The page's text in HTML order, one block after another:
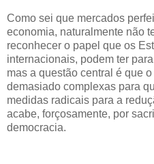
Como sei que mercados
economia, naturalmente não
reconhecer o papel que os
internacionais, podem ter
mas a questão central é que
demasiado complexas para
medidas radicais para a
acabe, forçosamente, por
democracia.